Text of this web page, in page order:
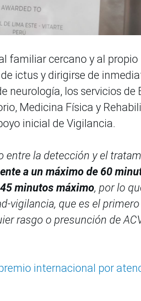
familiar cercano y al
ictus y dirigirse de
neurología, los servicios de
Medicina Física y
inicial de Vigilancia.
la detección y el
a un máximo de 60
minutos máximo, por lo
vigilancia, que es el
rasgo o presunción de
internacional por